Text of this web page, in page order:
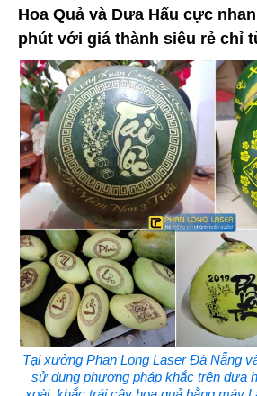
Hoa Quả và Dưa Hấu cực
phút với giá thành siêu rẻ chỉ
Tại xưởng Phan Long Laser Đà Nẵng
sử dụng phương pháp khắc trên dưa